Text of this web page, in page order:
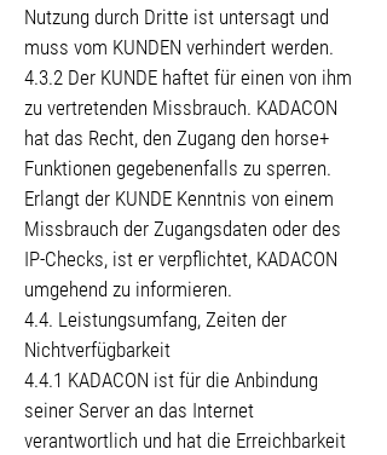
Nutzung durch Dritte ist untersagt und
muss vom KUNDEN verhindert werden.
4.3.2 Der KUNDE haftet für einen von ihm
zu vertretenden Missbrauch. KADACON
hat das Recht, den Zugang den horse+
Funktionen gegebenenfalls zu sperren.
Erlangt der KUNDE Kenntnis von einem
Missbrauch der Zugangsdaten oder des
IP-Checks, ist er verpflichtet, KADACON
umgehend zu informieren.
4.4. Leistungsumfang, Zeiten der
Nichtverfügbarkeit
4.4.1 KADACON ist für die Anbindung
seiner Server an das Internet
verantwortlich und hat die Erreichbarkeit